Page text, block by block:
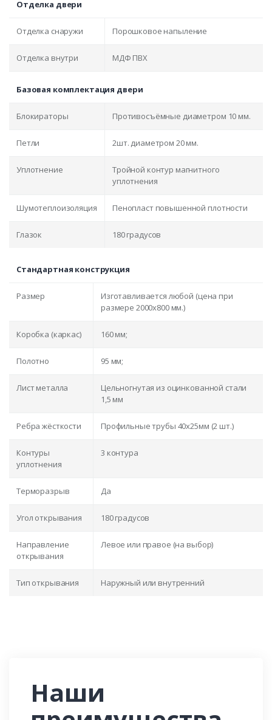
Отделка двери
Отделка снаружи Порошковое напыление
Отделка внутри МДФ ПВХ
Базовая комплектация двери
Блокираторы Противосъёмные диаметром 10 мм.
Петли 2шт. диаметром 20 мм.
Уплотнение
Тройной контур магнитного
уплотнения
Шумотеплоизоляция Пенопласт повышенной плотности
Глазок 180 градусов
Стандартная конструкция
Размер
Изготавливается любой (цена при
размере 2000x800 мм.)
Коробка (каркас) 160 мм;
Полотно 95 мм;
Лист металла
Цельногнутая из оцинкованной стали
1,5 мм
Ребра жёсткости Профильные трубы 40х25мм (2 шт.)
Контуры
уплотнения
3 контура
Терморазрыв Да
Угол открывания 180 градусов
Направление
открывания
Левое или правое (на выбор)
Тип открывания Наружный или внутренний
Наши